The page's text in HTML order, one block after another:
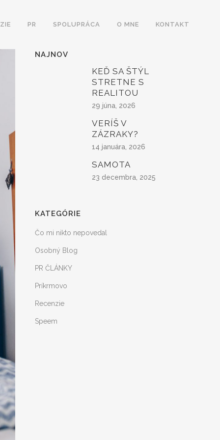
PR SPOLUPRÁCA O MNE KONTAKT
NAJNOV
KEĎ SA ŠTÝL
STRETNE S
REALITOU
29 júna, 2026
VERÍŠ V
ZÁZRAKY?
14 januára, 2026
SAMOTA
23 decembra, 2025
KATEGÓRIE
Čo mi nikto nepovedal
Osobný Blog
PR ČLÁNKY
Príkrmovo
Recenzie
Speem